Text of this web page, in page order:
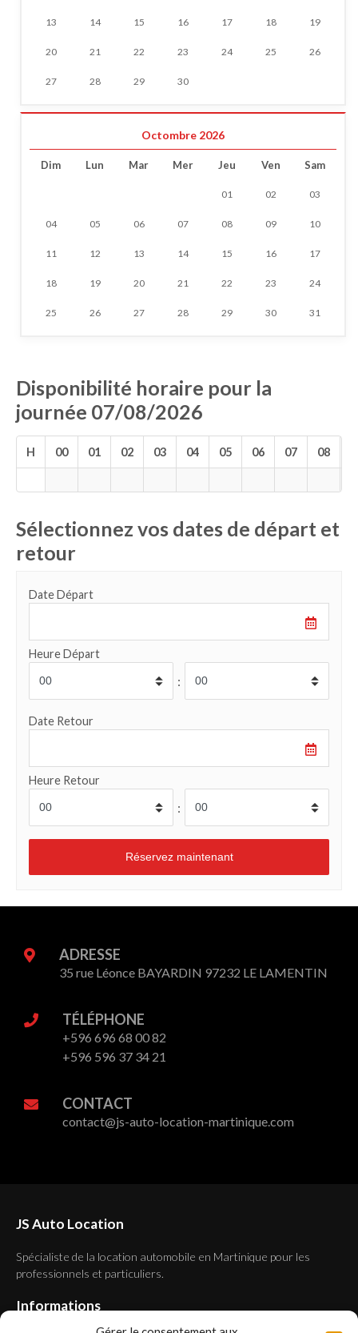
13 14 15 16 17 18 19
20 21 22 23 24 25 26
27 28 29 30
Octombre 2026
Dim Lun Mar Mer Jeu Ven Sam
01 02 03
04 05 06 07 08 09 10
11 12 13 14 15 16 17
18 19 20 21 22 23 24
25 26 27 28 29 30 31
Disponibilité horaire pour la
journée 07/08/2026
H 00 01 02 03 04 05 06 07 08
Sélectionnez vos dates de départ et
retour
Date Départ
Heure Départ
:
Date Retour
Heure Retour
:
ADRESSE
35 rue Léonce BAYARDIN 97232 LE LAMENTIN
TÉLÉPHONE
+596 696 68 00 82
+596 596 37 34 21
CONTACT
contact@js-auto-location-martinique.com
JS Auto Location
Spécialiste de la location automobile en Martinique pour les
professionnels et particuliers.
Informations